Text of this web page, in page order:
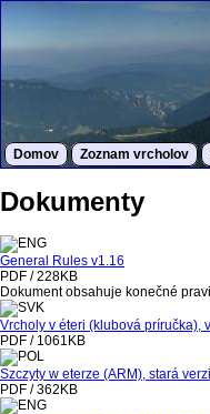
Domov Zoznam vrcholov
Dokumenty
General Rules v1.16
PDF / 228KB
Dokument obsahuje konečné
Vrcholy v éteri (klubová príručka),
PDF / 1061KB
Szczyty w eterze (ARM), stará
PDF / 362KB